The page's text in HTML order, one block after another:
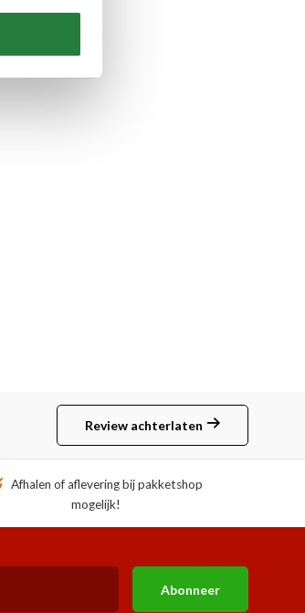
Review achterlaten
Afhalen of aflevering bij pakketshop
mogelijk!
Abonneer